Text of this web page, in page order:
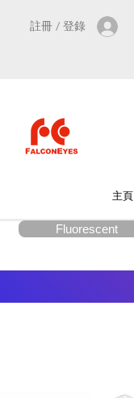
註冊 / 登錄
主頁
Fluorescent